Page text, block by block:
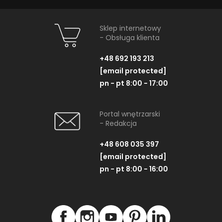
PRODUKTY Z KOLEKCJI
Sklep internetowy
- Obsługa klienta
+48 692 193 213
[email protected]
pn - pt 8:00 - 17:00
Portal wnętrzarski
- Redakcja
+48 608 035 397
[email protected]
pn - pt 8:00 - 16:00